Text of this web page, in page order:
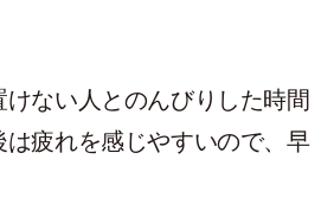
ない人とのんびりした時間
は疲れを感じやすいので、早